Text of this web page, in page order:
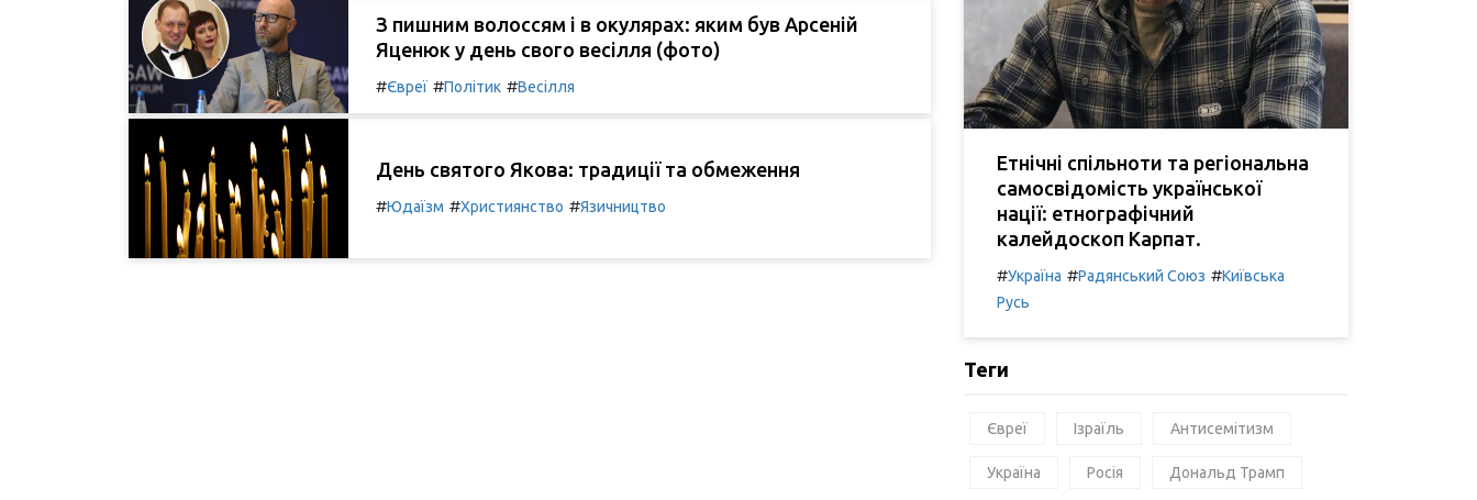
З пишним волоссям і в окулярах: яким був Арсеній
Яценюк у день свого весілля (фото)
#Євреї #Політик #Весілля
День святого Якова: традиції та обмеження
#Юдаїзм #Християнство #Язичництво
Етнічні спільноти та регіональна
самосвідомість української
нації: етнографічний
калейдоскоп Карпат.
#Україна #Радянський Союз #Київська
Русь
Теги
Євреї Ізраїль Антисемітизм
Україна Росія Дональд Трамп